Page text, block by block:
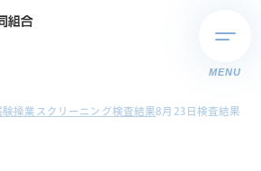
MENU
験操業スクリーニング検査結果8月23日検査結果